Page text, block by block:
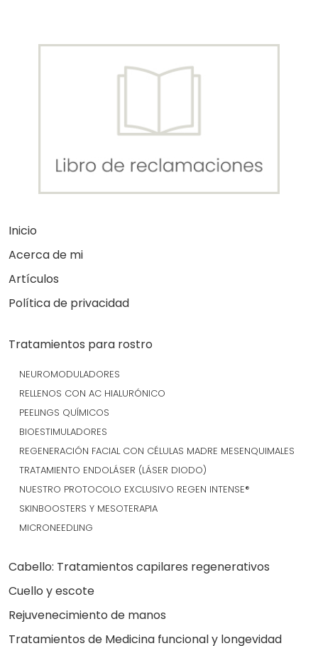
Inicio
Acerca de mi
Artículos
Política de privacidad
Tratamientos para rostro
NEUROMODULADORES
RELLENOS CON AC HIALURÓNICO
PEELINGS QUÍMICOS
BIOESTIMULADORES
REGENERACIÓN FACIAL CON CÉLULAS MADRE MESENQUIMALES
TRATAMIENTO ENDOLÁSER (LÁSER DIODO)
NUESTRO PROTOCOLO EXCLUSIVO REGEN INTENSE®
SKINBOOSTERS Y MESOTERAPIA
MICRONEEDLING
Cabello: Tratamientos capilares regenerativos
Cuello y escote
Rejuvenecimiento de manos
Tratamientos de Medicina funcional y longevidad